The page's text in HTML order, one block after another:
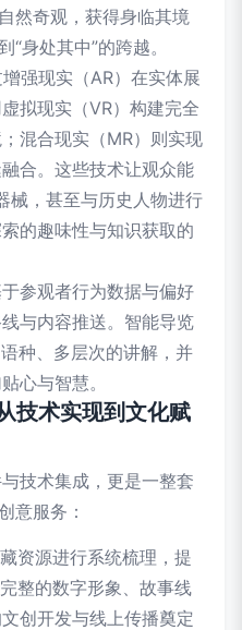
然奇观，获得身临其境
“身处其中”的跨越。
强现实（AR）在实体展
拟现实（VR）构建完全
混合现实（MR）则实现
合。这些技术让观众能
械，甚至与历史人物进行
的趣味性与知识获取的
于参观者行为数据与偏好
与内容推送。智能导览
种、多层次的讲解，并
心与智慧。
技术实现到文化赋
技术集成，更是一整套
意服务：
藏资源进行系统梳理，提
整的数字形象、故事线
创开发与线上传播奠定